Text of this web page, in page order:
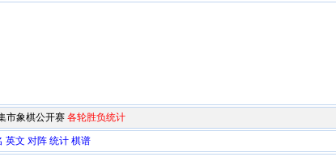
市象棋公开赛 各轮胜负统计
英文 对阵 统计 棋谱